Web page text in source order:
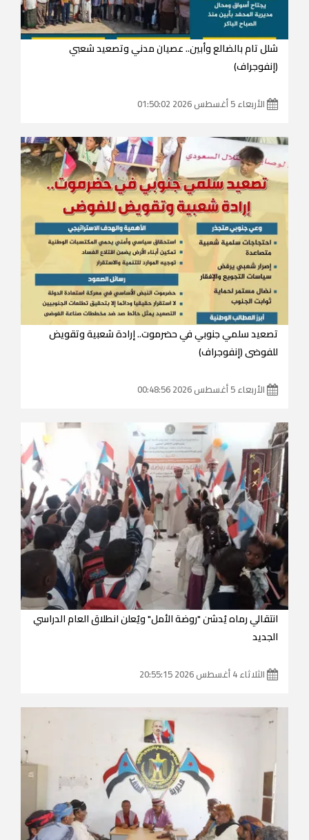
شلل تام بالضالع وأبين.. عصيان مدني وتصعيد شعبي
(إنفوجراف)
الأربعاء 5 أغسطس 2026 01:50:02
تصعيد سلمي جنوبي في حضرموت.. إرادة شعبية وتقويض
للفوضى (إنفوجراف)
الأربعاء 5 أغسطس 2026 00:48:56
انتقالي رماه يُدشن "روضة الأمل" ويُعلن انطلاق العام الدراسي
الجديد
الثلاثاء 4 أغسطس 2026 20:55:15